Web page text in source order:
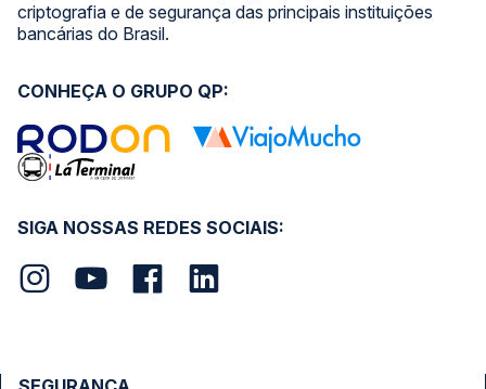
criptografia e de segurança das principais instituições
bancárias do Brasil.
SIGA NOSSAS REDES SOCIAIS:
CONHEÇA O GRUPO QP: